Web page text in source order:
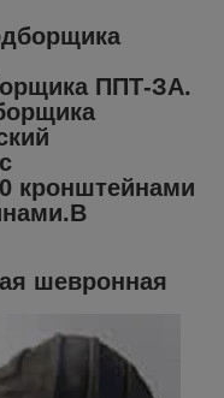
ППТ-ЗА.
кронштейнами
шевронная